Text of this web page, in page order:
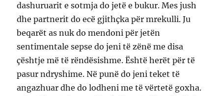
dashuruarit e sotmja do jetë e bukur. Mes jush
dhe partnerit do ecë gjithçka për mrekulli. Ju
beqarët as nuk do mendoni për jetën
sentimentale sepse do jeni të zënë me disa
çështje më të rëndësishme. Është herët për të
pasur ndryshime. Në punë do jeni teket të
angazhuar dhe do lodheni me të vërtetë goxha.